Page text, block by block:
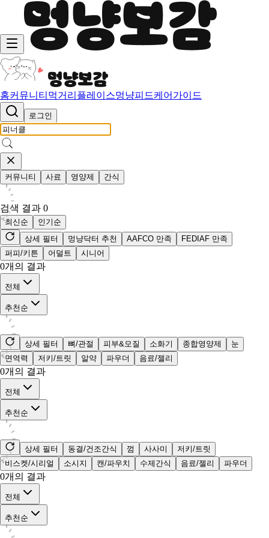
홈커뮤니티 먹거리 플레이스멍냥피드케어가이드
로그인
커뮤니티 사료 영양제 간식
검색 결과 0
최신순
인기순
상세 필터
멍냥닥터 추천 AAFCO 만족
FEDIAF 만족
퍼피/키튼
어덜트 시니어
0개의 결과
전체
추천순
상세 필터 뼈/관절 피부&모질 소화기 종합영양제
눈
면역력
저키/트릿 알약 파우더 음료/젤리
0개의 결과
전체
추천순
상세 필터 동결/건조간식 껌 사사미
저키/트릿
비스켓/시리얼
소시지 캔/파우치 수제간식 음료/젤리 파우더
0개의 결과
전체
추천순